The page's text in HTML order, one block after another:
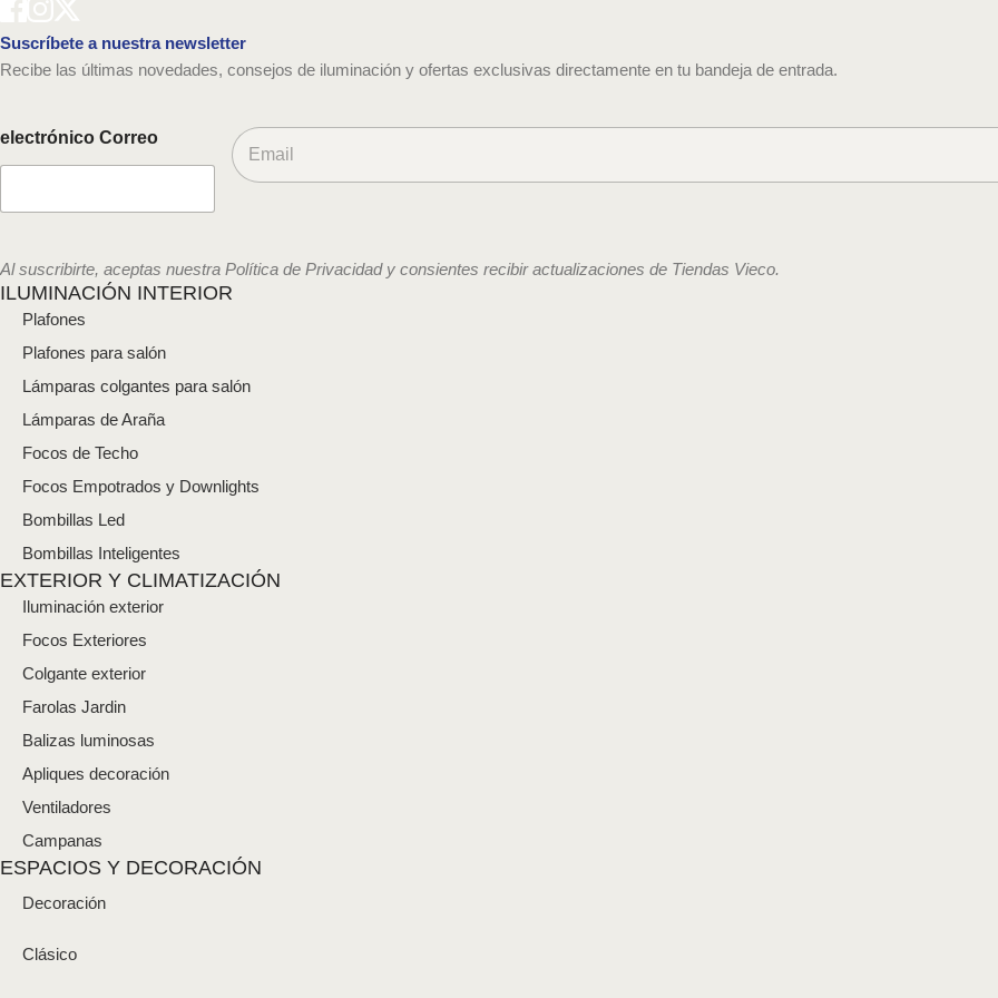
Suscríbete a nuestra newsletter
Recibe las últimas novedades, consejos de iluminación y ofertas exclusivas directamente en tu bandeja de entrada.
electrónico Correo
C
o
r
e
l
e
ó
*
Al suscribirte, aceptas nuestra Política de Privacidad y consientes recibir actualizaciones de Tiendas Vieco.
ILUMINACIÓN INTERIOR
Plafones
Plafones para salón
Lámparas colgantes para salón
Lámparas de Araña
Focos de Techo
Focos Empotrados y Downlights
Bombillas Led
Bombillas Inteligentes
EXTERIOR Y CLIMATIZACIÓN
Iluminación exterior
Focos Exteriores
Colgante exterior
Farolas Jardin
Balizas luminosas
Apliques decoración
Ventiladores
Campanas
ESPACIOS Y DECORACIÓN
Decoración
Clásico